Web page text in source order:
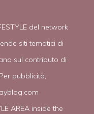
del network
siti tematici di
sul contributo di
pubblicità,
AREA inside the